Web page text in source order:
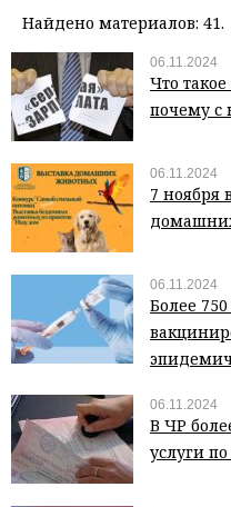
Найдено материалов: 41.
06.11.2024
Что
почему с
06.11.2024
7 ноября
06.11.2024
Более
06.11.2024
В ЧР
услуги